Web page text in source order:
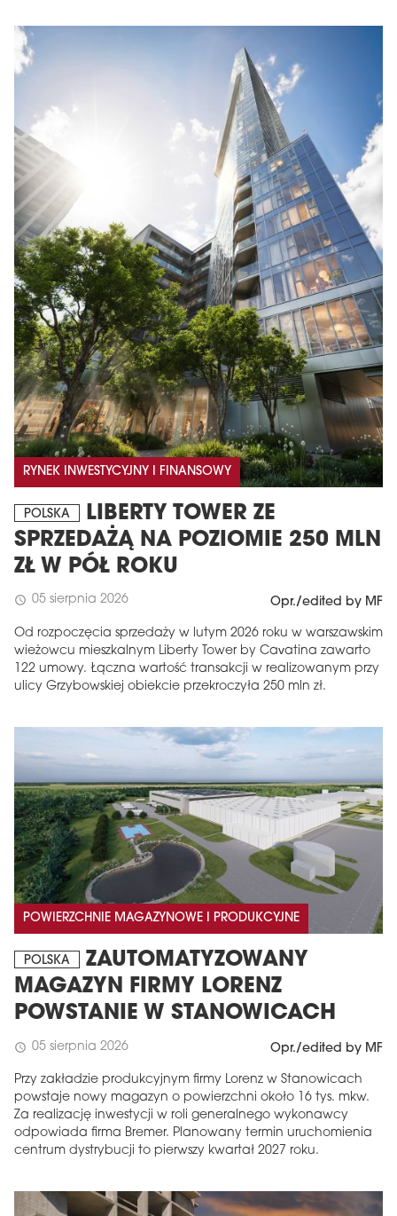
RYNEK INWESTYCYJNY I FINANSOWY
POLSKA
LIBERTY TOWER ZE
SPRZEDAŻĄ NA POZIOMIE 250 MLN
ZŁ W PÓŁ ROKU
schedule 05 sierpnia 2026 Opr./edited by MF
Od rozpoczęcia sprzedaży w lutym 2026 roku w warszawskim
wieżowcu mieszkalnym Liberty Tower by Cavatina zawarto
122 umowy. Łączna wartość transakcji w realizowanym przy
ulicy Grzybowskiej obiekcie przekroczyła 250 mln zł.
POWIERZCHNIE MAGAZYNOWE I PRODUKCYJNE
POLSKA
ZAUTOMATYZOWANY
MAGAZYN FIRMY LORENZ
POWSTANIE W STANOWICACH
schedule 05 sierpnia 2026 Opr./edited by MF
Przy zakładzie produkcyjnym firmy Lorenz w Stanowicach
powstaje nowy magazyn o powierzchni około 16 tys. mkw.
Za realizację inwestycji w roli generalnego wykonawcy
odpowiada firma Bremer. Planowany termin uruchomienia
centrum dystrybucji to pierwszy kwartał 2027 roku.